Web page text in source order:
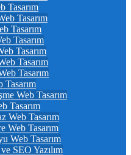
Tasarım
Tasarım
Tasarım
Tasarım
Tasarım
Tasarım
Tasarım
Tasarım
Web Tasarım
Tasarım
Web Tasarım
Web Tasarım
Web Tasarım
SEO Yazılım